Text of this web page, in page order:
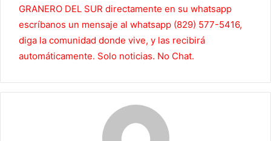
GRANERO DEL SUR directamente en su whatsapp
escríbanos un mensaje al whatsapp (829) 577-5416,
diga la comunidad donde vive, y las recibirá
automáticamente. Solo noticias. No Chat.